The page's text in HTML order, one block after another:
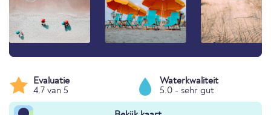
Evaluatie
4.7 van 5
Waterkwaliteit
5.0 - sehr gut